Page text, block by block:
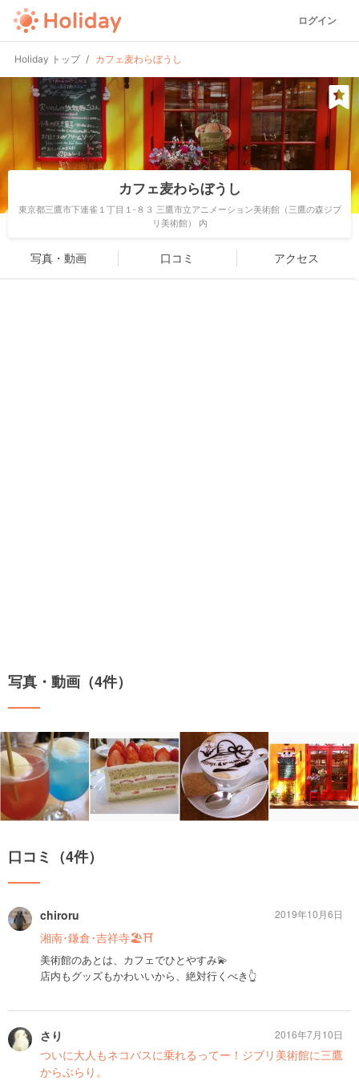
ログイン
Holiday トップ カフェ麦わらぼうし
カフェ麦わらぼうし
東京都三鷹市下連雀１丁目１-８３ 三鷹市立アニメーション美術館（三鷹の森ジブ
リ美術館） 内
写真・動画 口コミ アクセス
写真・動画（4件）
口コミ（4件）
chiroru
湘南･鎌倉･吉祥寺🏖⛩
美術館のあとは、カフェでひとやすみ💫
店内もグッズもかわいいから、絶対行くべき👆
2019年10月6日
さり
ついに大人もネコバスに乗れるってー！ジブリ美術館に三鷹
からぶらり。
2016年7月10日